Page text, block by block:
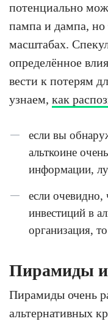
потенциально
пампа и дампа,
масштабах.
определённое
вести к потерям
узнаем, как
если вы
альткоине
информации,
если очевидно,
инвестиций в
организация,
Пирамиды
Пирамиды очень
альтернативных